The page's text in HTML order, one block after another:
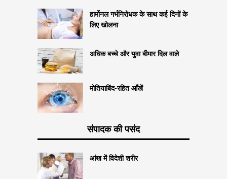
हार्मोनल गर्भनिरोधक के साथ कई दिनों के
लिए खोलना
अधिक बच्चे और युवा बीमार दिल वाले
मोतियाबिंद-रहित आँखें
संपादक की पसंद
आंख में विदेशी शरीर